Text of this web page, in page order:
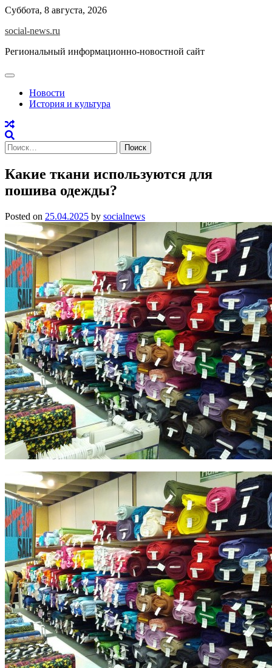
Skip
content
Суббота, 8 августа, 2026
social-news.ru
Региональный информационно-новостной сайт
Новости
История и культура
Найти:
Какие ткани используются для
пошива одежды?
Posted on 25.04.2025 by socialnews